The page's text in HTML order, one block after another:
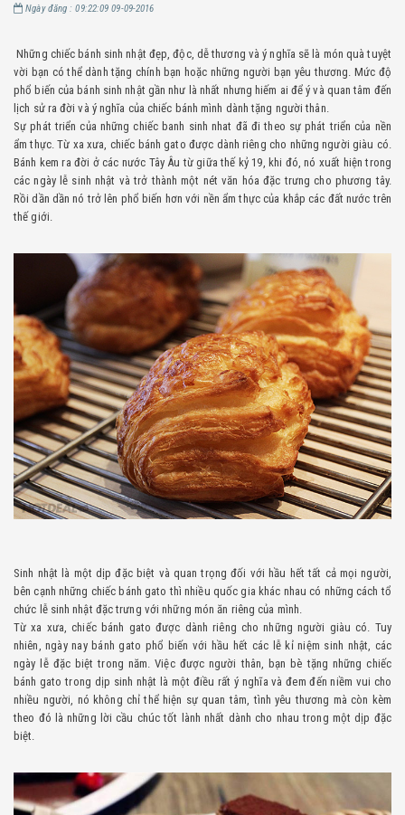
Ngày đăng : 09:22:09 09-09-2016
Những chiếc bánh sinh nhật đẹp, độc, dễ thương và ý nghĩa sẽ là món quà tuyệt
vời bạn có thể dành tặng chính bạn hoặc những người bạn yêu thương. Mức độ
phổ biến của bánh sinh nhật gần như là nhất nhưng hiếm ai để ý và quan tâm đến
lịch sử ra đời và ý nghĩa của chiếc bánh mình dành tặng người thân.
Sự phát triển của những chiếc banh sinh nhat đã đi theo sự phát triển của nền
ẩm thực. Từ xa xưa, chiếc bánh gato được dành riêng cho những người giàu có.
Bánh kem ra đời ở các nước Tây Âu từ giữa thế kỷ 19, khi đó, nó xuất hiện trong
các ngày lễ sinh nhật và trở thành một nét văn hóa đặc trưng cho phương tây.
Rồi dần dần nó trở lên phổ biến hơn với nền ẩm thực của khắp các đất nước trên
thế giới.
Sinh nhật là một dịp đặc biệt và quan trọng đối với hầu hết tất cả mọi người,
bên cạnh những chiếc bánh gato thì nhiều quốc gia khác nhau có những cách tổ
chức lễ sinh nhật đặc trưng với những món ăn riêng của mình.
Từ xa xưa, chiếc bánh gato được dành riêng cho những người giàu có. Tuy
nhiên, ngày nay bánh gato phổ biến với hầu hết các lễ kỉ niệm sinh nhật, các
ngày lễ đặc biệt trong năm. Việc được người thân, bạn bè tặng những chiếc
bánh gato trong dịp sinh nhật là một điều rất ý nghĩa và đem đến niềm vui cho
nhiều người, nó không chỉ thể hiện sự quan tâm, tình yêu thương mà còn kèm
theo đó là những lời cầu chúc tốt lành nhất dành cho nhau trong một dịp đặc
biệt.